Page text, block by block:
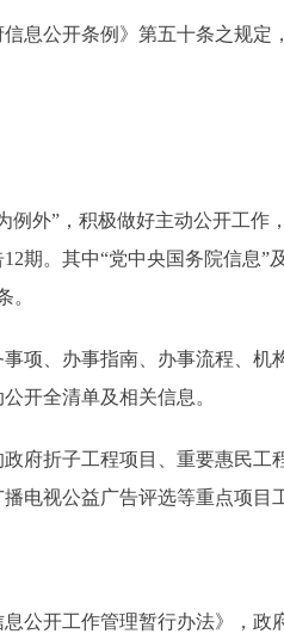
公开条例》第五十条之规定，
”，积极做好主动公开工作，
期。其中“党中央国务院信息
。
、办事指南、办事流程、机
开全清单及相关信息。
折子工程项目、重要惠民工
电视公益广告评选等重点项目
开工作管理暂行办法》，政